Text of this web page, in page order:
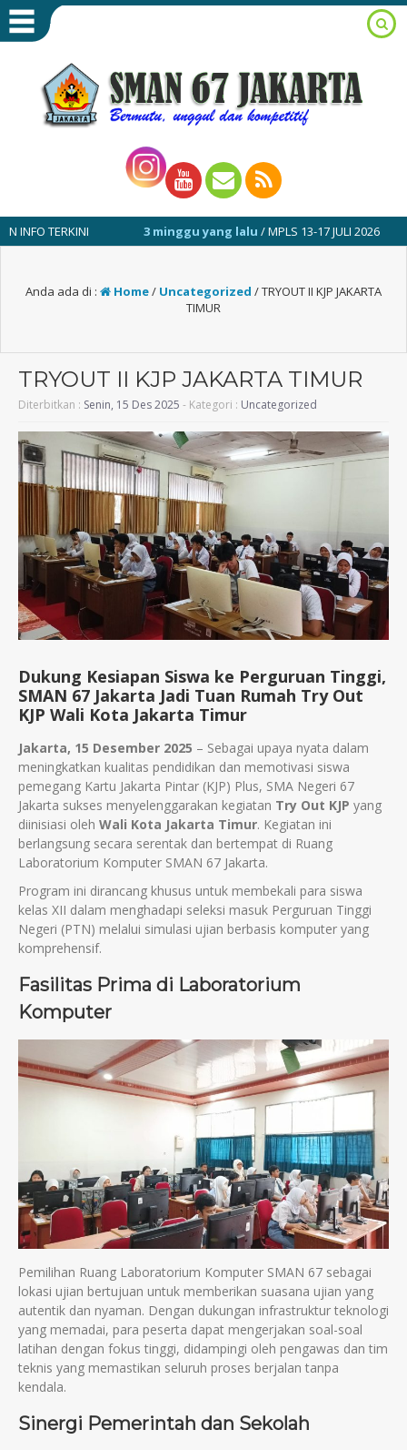
3 minggu yang lalu/ MPLS 13-17 JULI 2026
Anda ada di : Home/ Uncategorized /TRYOUT II KJP JAKARTA
TIMUR
TRYOUT II KJP JAKARTA TIMUR
Diterbitkan : Senin, 15 Des 2025 - Kategori : Uncategorized
Dukung Kesiapan Siswa ke Perguruan Tinggi,
SMAN 67 Jakarta Jadi Tuan Rumah Try Out
KJP Wali Kota Jakarta Timur
Jakarta, 15 Desember 2025 – Sebagai upaya nyata dalam
meningkatkan kualitas pendidikan dan memotivasi siswa
pemegang Kartu Jakarta Pintar (KJP) Plus, SMA Negeri 67
Jakarta sukses menyelenggarakan kegiatan Try Out KJP yang
diinisiasi oleh Wali Kota Jakarta Timur. Kegiatan ini
berlangsung secara serentak dan bertempat di Ruang
Laboratorium Komputer SMAN 67 Jakarta.
Program ini dirancang khusus untuk membekali para siswa
kelas XII dalam menghadapi seleksi masuk Perguruan Tinggi
Negeri (PTN) melalui simulasi ujian berbasis komputer yang
komprehensif.
Fasilitas Prima di Laboratorium
Komputer
Pemilihan Ruang Laboratorium Komputer SMAN 67 sebagai
lokasi ujian bertujuan untuk memberikan suasana ujian yang
autentik dan nyaman. Dengan dukungan infrastruktur teknologi
yang memadai, para peserta dapat mengerjakan soal-soal
latihan dengan fokus tinggi, didampingi oleh pengawas dan tim
teknis yang memastikan seluruh proses berjalan tanpa
kendala.
Sinergi Pemerintah dan Sekolah